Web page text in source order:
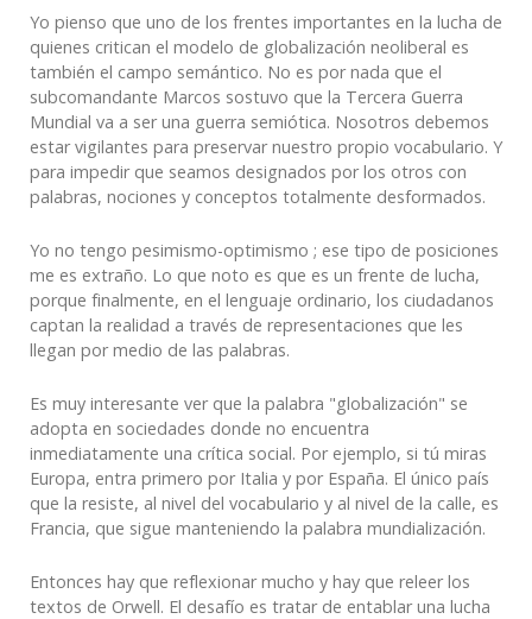
Yo pienso que uno de los frentes importantes en la lucha de
quienes critican el modelo de globalización neoliberal es
también el campo semántico. No es por nada que el
subcomandante Marcos sostuvo que la Tercera Guerra
Mundial va a ser una guerra semiótica. Nosotros debemos
estar vigilantes para preservar nuestro propio vocabulario. Y
para impedir que seamos designados por los otros con
palabras, nociones y conceptos totalmente desformados.
Yo no tengo pesimismo-optimismo ; ese tipo de posiciones
me es extraño. Lo que noto es que es un frente de lucha,
porque finalmente, en el lenguaje ordinario, los ciudadanos
captan la realidad a través de representaciones que les
llegan por medio de las palabras.
Es muy interesante ver que la palabra "globalización" se
adopta en sociedades donde no encuentra
inmediatamente una crítica social. Por ejemplo, si tú miras
Europa, entra primero por Italia y por España. El único país
que la resiste, al nivel del vocabulario y al nivel de la calle, es
Francia, que sigue manteniendo la palabra mundialización.
Entonces hay que reflexionar mucho y hay que releer los
textos de Orwell. El desafío es tratar de entablar una lucha